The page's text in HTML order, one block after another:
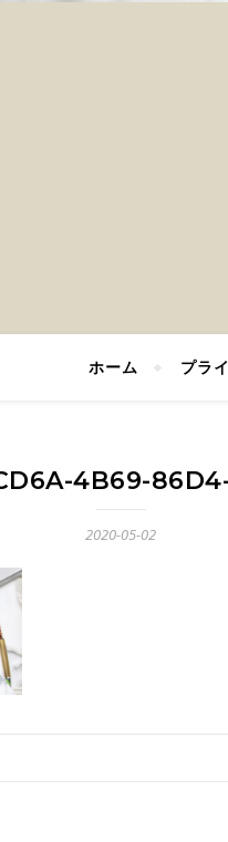
ホーム プラ
4B69-
2020-05-02